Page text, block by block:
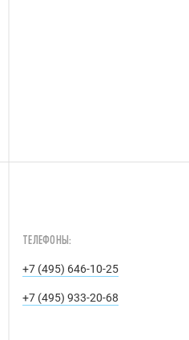
ТЕЛЕФОНЫ:
+7 (495) 646-10-25
+7 (495) 933-20-68